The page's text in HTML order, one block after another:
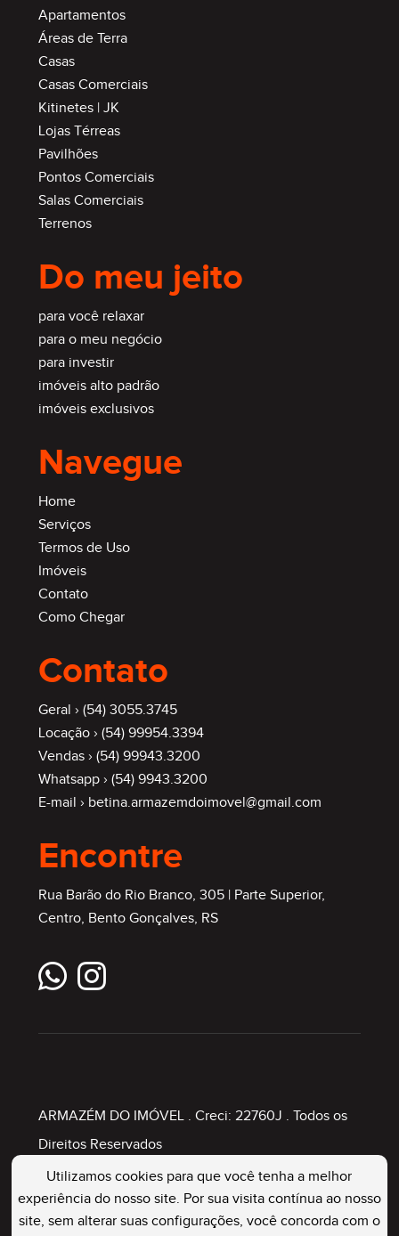
Apartamentos
Áreas de Terra
Casas
Casas Comerciais
Kitinetes | JK
Lojas Térreas
Pavilhões
Pontos Comerciais
Salas Comerciais
Terrenos
Do meu jeito
para você relaxar
para o meu negócio
para investir
imóveis alto padrão
imóveis exclusivos
Navegue
Home
Serviços
Termos de Uso
Imóveis
Contato
Como Chegar
Contato
Geral › (54) 3055.3745
Locação › (54) 99954.3394
Vendas › (54) 99943.3200
Whatsapp › (54) 9943.3200
E-mail › betina.armazemdoimovel@gmail.com
Encontre
Rua Barão do Rio Branco, 305 | Parte Superior,
Centro, Bento Gonçalves, RS
ARMAZÉM DO IMÓVEL. Creci: 22760J . Todos os
Direitos Reservados
Painel Imobiliário
Utilizamos cookies para que você tenha a melhor
experiência do nosso site. Por sua visita contínua ao nosso
site, sem alterar suas configurações, você concorda com o